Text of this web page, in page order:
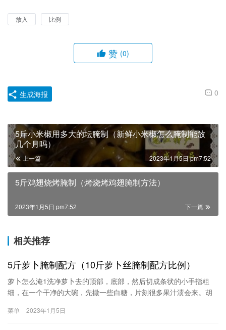
放入 比例
赞 (0)
0
生成海报
5斤小米椒用多大的坛腌制（新鲜小米椒怎么腌制能放
几个月吗）
上一篇 2023年1月5日 pm7:52
5斤鸡翅烧烤腌制（烤烧烤鸡翅腌制方法）
下一篇
2023年1月5日 pm7:52
相关推荐
5斤萝卜腌制配方（10斤萝卜丝腌制配方比例）
萝卜怎么淹1洗净萝卜去的顶部，底部，然后切成条状的小手指粗
细，在一个干净的大碗，先撒一些白糖，片刻很多果汁渍会来。胡
少倍。2。对萝卜撒上一些盐
菜单 2023年1月5日